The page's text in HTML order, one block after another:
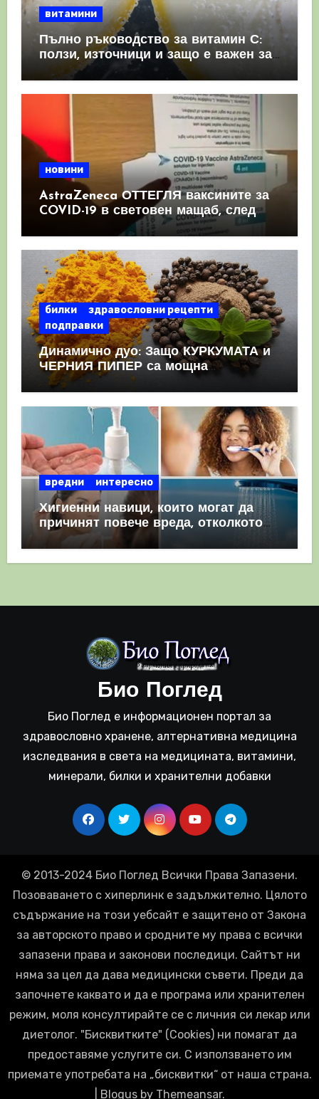
витамини
Пълно ръководство за витамин С:
ползи, източници и защо е важен за
имунната система
новини
AstraZeneca ОТТЕГЛЯ ваксините за
COVID-19 в световен мащаб, след
като призна, че те причиняват
билки
здравословни рецепти
подправки
Динамично дуо: Защо КУРКУМАТА и
ЧЕРНИЯ ПИПЕР са мощна
комбинация
вредни интересно
Хигиенни навици, които могат да
причинят повече вреда, отколкото
полза
Био Поглед
Био Поглед е информационен портал за
здравословно хранене, алтернативна медицина
изследвания в света на медицината, витамини,
минерали, билки и хранителни добавки
© 2013-2024 Био Поглед Всички Права Запазени.
Позоваването с хиперлинк е задължително. Цялото
съдържание на този уебсайт е защитено от Закона
за авторското право и сродните му права с всички
запазени права и законови последици. Сайтът ни
няма за цел да дава медицински съвети. Преди да
започнете каквато и да е програма или хранителен
режим, моля консултирайте се с личния си лекар или
диетолог. "Бисквитките" (Cookies) ни помагат да
предоставяме услугите си. С използването им
приемате употребата на „бисквитки“ от наша страна.
Blogusby Themeansar.